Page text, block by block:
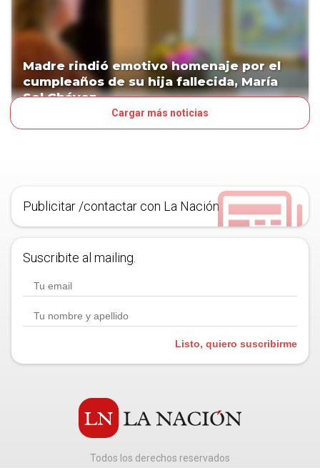
Madre rindió emotivo homenaje por el
cumpleaños de su hija fallecida, María
Sol Chávez
Cargar más noticias
Publicitar /contactar con La Nación
Suscribite al mailing.
Listo, quiero suscribirme
Todos los derechos reservados